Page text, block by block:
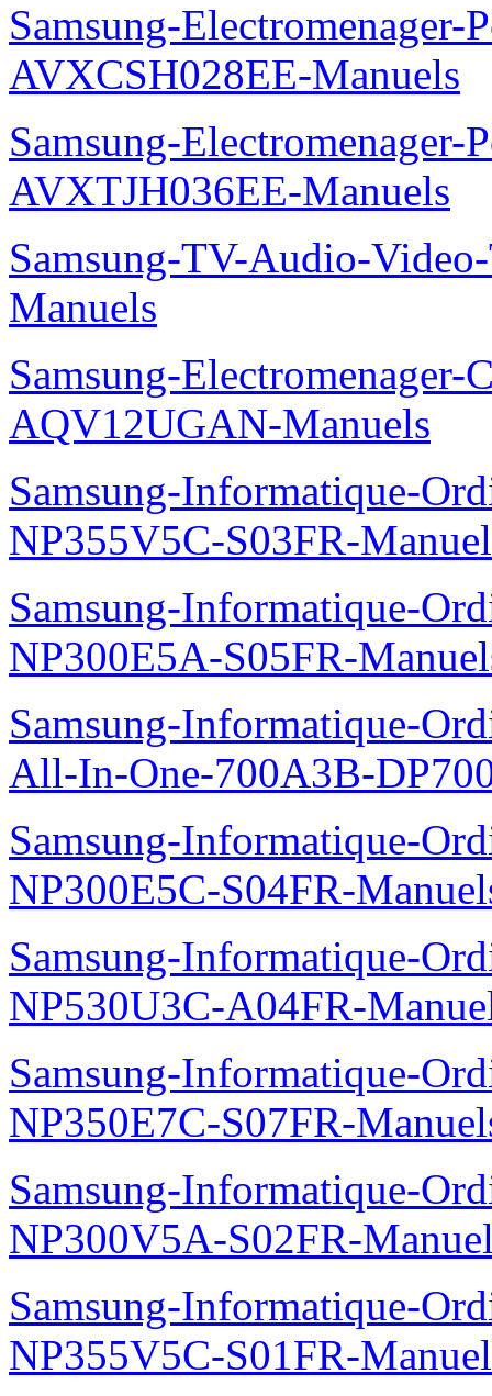
Samsung-
AVXCSH028EE-Manuels
Samsung-
AVXTJH036EE-Manuels
Samsung-TV-Audio-
Manuels
Samsung-Electromenager-
AQV12UGAN-Manuels
Samsung-Informatique-
NP355V5C-S03FR-
Samsung-Informatique-
NP300E5A-S05FR-
Samsung-Informatique-
All-In-One-700A3B-
Samsung-Informatique-
NP300E5C-S04FR-
Samsung-Informatique-
NP530U3C-A04FR-
Samsung-Informatique-
NP350E7C-S07FR-
Samsung-Informatique-
NP300V5A-S02FR-
Samsung-Informatique-
NP355V5C-S01FR-